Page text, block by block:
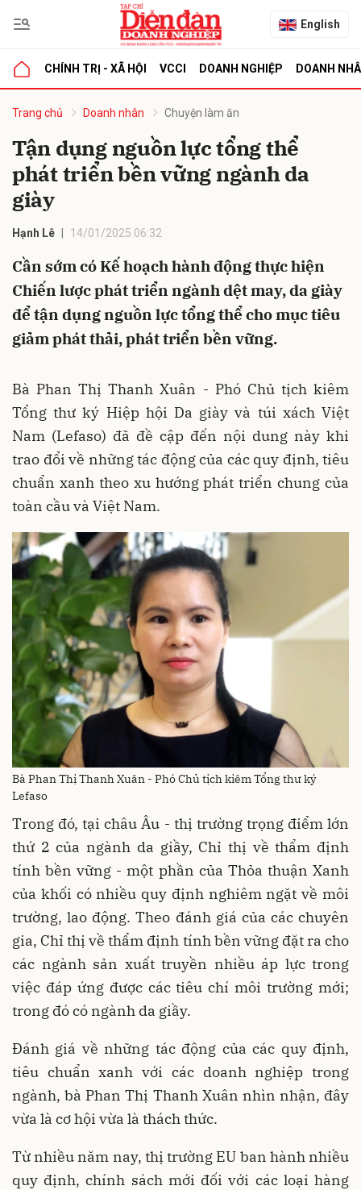
English
CHÍNH TRỊ - XÃ HỘI VCCI DOANH NGHIỆP DOANH
Trang chủ Doanh nhân Chuyện làm ăn
Tận dụng nguồn lực tổng thể
phát triển bền vững ngành da
giày
Hạnh Lê 14/01/2025 06:32
Cần sớm có Kế hoạch hành động thực hiện
Chiến lược phát triển ngành dệt may, da giày
để tận dụng nguồn lực tổng thể cho mục tiêu
giảm phát thải, phát triển bền vững.
Bà Phan Thị Thanh Xuân - Phó Chủ tịch kiêm
Tổng thư ký Hiệp hội Da giày và túi xách Việt
Nam (Lefaso) đã đề cập đến nội dung này khi
trao đổi về những tác động của các quy định, tiêu
chuẩn xanh theo xu hướng phát triển chung của
toàn cầu và Việt Nam.
Bà Phan Thị Thanh Xuân - Phó Chủ tịch kiêm Tổng thư ký
Lefaso
Trong đó, tại châu Âu - thị trường trọng điểm lớn
thứ 2 của ngành da giầy, Chỉ thị về thẩm định
tính bền vững - một phần của Thỏa thuận Xanh
của khối có nhiều quy định nghiêm ngặt về môi
trường, lao động. Theo đánh giá của các chuyên
gia, Chỉ thị về thẩm định tính bền vững đặt ra cho
các ngành sản xuất truyền nhiều áp lực trong
việc đáp ứng được các tiêu chí môi trường mới;
trong đó có ngành da giầy.
Đánh giá về những tác động của các quy định,
tiêu chuẩn xanh với các doanh nghiệp trong
ngành, bà Phan Thị Thanh Xuân nhìn nhận, đây
vừa là cơ hội vừa là thách thức.
Từ nhiều năm nay, thị trường EU ban hành nhiều
quy định, chính sách mới đối với các loại hàng
luận
Hủy